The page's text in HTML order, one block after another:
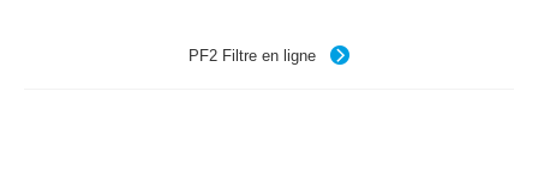
PF2 Filtre en ligne